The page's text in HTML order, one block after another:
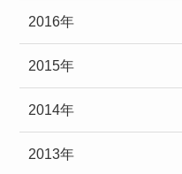
2016年
2015年
2014年
2013年